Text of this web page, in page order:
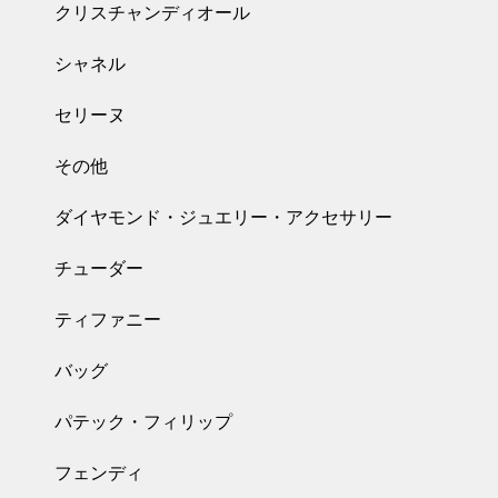
クリスチャンディオール
シャネル
セリーヌ
その他
ダイヤモンド・ジュエリー・アクセサリー
チューダー
ティファニー
バッグ
パテック・フィリップ
フェンディ